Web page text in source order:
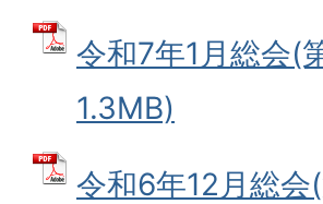
令和7年1月総会(
1.3MB)
令和6年12月総